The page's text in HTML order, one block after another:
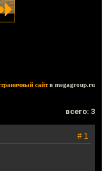
сайтв megagroup.ru
всего: 3
# 1